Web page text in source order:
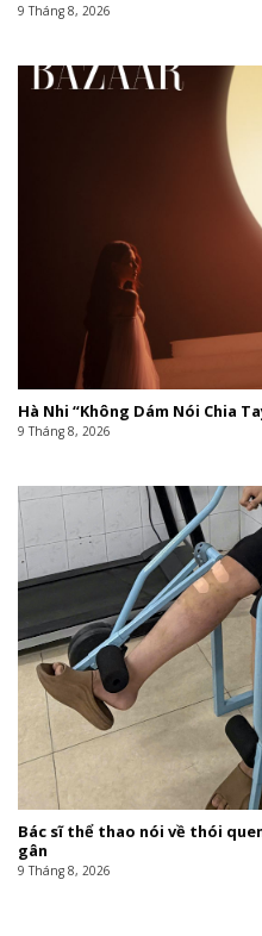
9 Tháng 8, 2026
Hà Nhi “Không Dám Nói Chia
9 Tháng 8, 2026
Bác sĩ thể thao nói về thói
gân
9 Tháng 8, 2026